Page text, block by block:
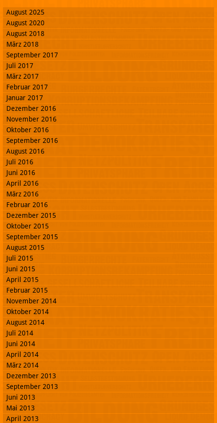
August 2025
August 2020
August 2018
März 2018
September 2017
Juli 2017
März 2017
Februar 2017
Januar 2017
Dezember 2016
November 2016
Oktober 2016
September 2016
August 2016
Juli 2016
Juni 2016
April 2016
März 2016
Februar 2016
Dezember 2015
Oktober 2015
September 2015
August 2015
Juli 2015
Juni 2015
April 2015
Februar 2015
November 2014
Oktober 2014
August 2014
Juli 2014
Juni 2014
April 2014
März 2014
Dezember 2013
September 2013
Juni 2013
Mai 2013
April 2013